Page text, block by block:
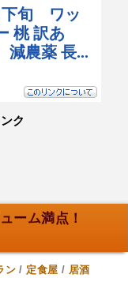
ク
ーム満点！
ン/ 定食屋 / 居酒